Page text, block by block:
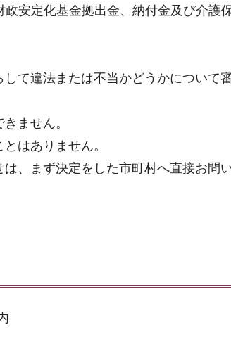
安定化基金拠出金、納付金及び介護
て違法または不当かどうかについて
ません。
はありません。
、まず決定をした市町村へ直接お問